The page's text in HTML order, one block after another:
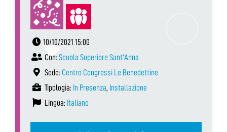
10/10/2021 15:00
Con: Scuola Superiore Sant'Anna
Sede: Centro Congressi Le Benedettine
Tipologia: In Presenza, Installazione
Lingua: Italiano